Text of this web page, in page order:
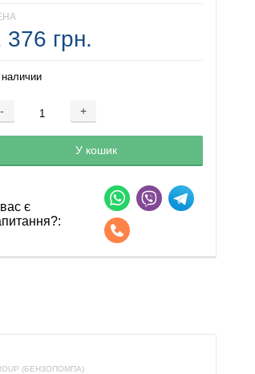
376 грн.
- +
Добавляется...
У кошик
Добавлен
є
(БЕНЗОПОМПА)